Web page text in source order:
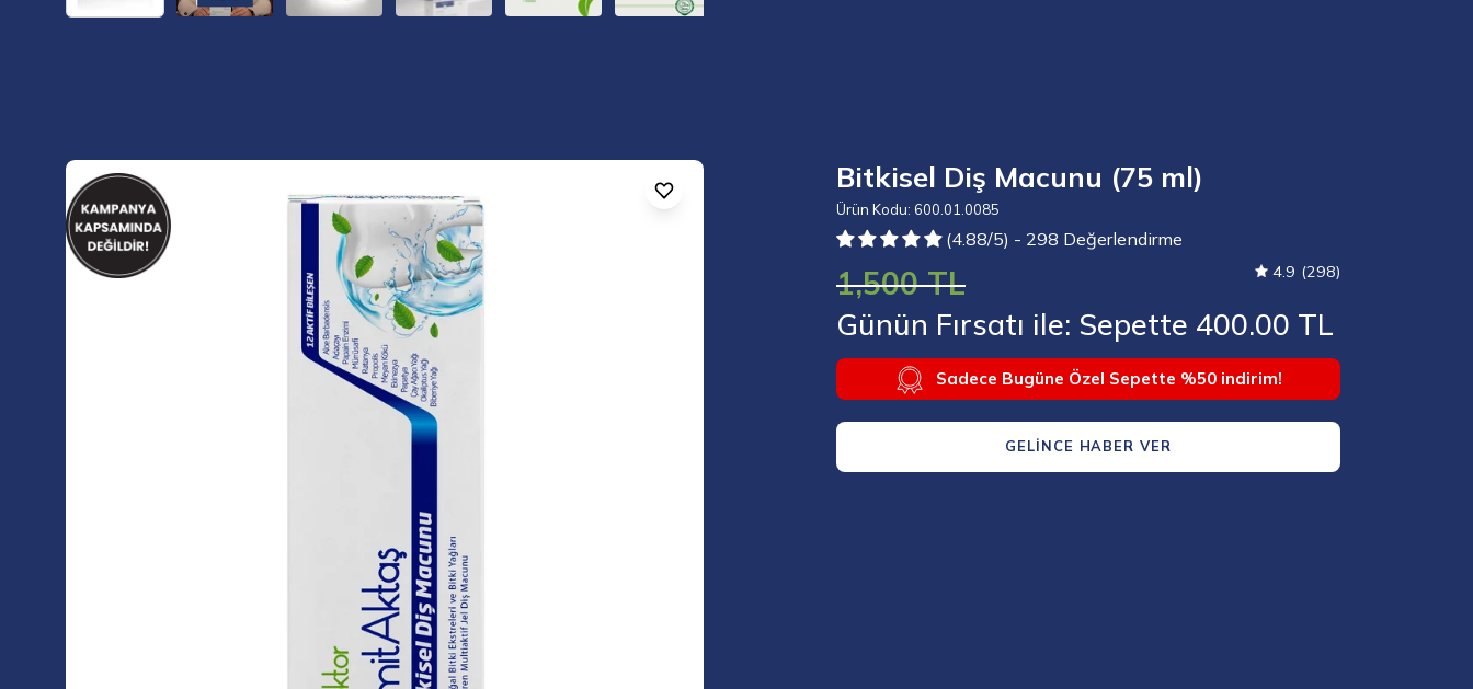
Görseli
aç
Bitkisel Diş Macunu (75 ml)
Ürün Kodu: 600.01.0085
(4.88/5) - 298 Değerlendirme
1,500 TL 4.9 (298)
Günün Fırsatı ile: Sepette 400.00 TL
Sadece Bugüne Özel Sepette %50 indirim!
GELINCE HABER VER